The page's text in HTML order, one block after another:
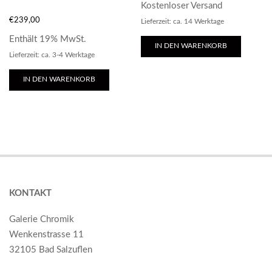
€239,00
Enthält 19% MwSt.
Lieferzeit: ca. 3-4 Werktage
IN DEN WARENKORB
Kostenloser Versand
Lieferzeit: ca. 14 Werktage
IN DEN WARENKORB
KONTAKT
Galerie Chromik
Wenkenstrasse 11
32105 Bad Salzuflen